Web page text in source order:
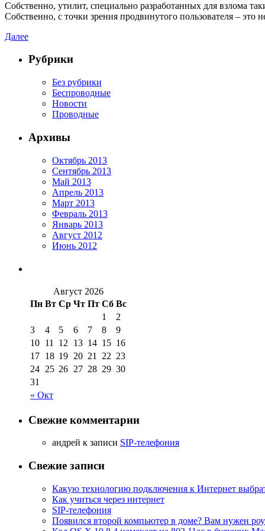
Собственно, утилит, специально разработанных для взлома
Собственно, с точки зрения продвинутого пользователя – это
Далее
Рубрики
Без рубрики
Беспроводные
Новости
Проводные
Архивы
Октябрь 2013
Сентябрь 2013
Май 2013
Апрель 2013
Март 2013
Февраль 2013
Январь 2013
Август 2012
Июнь 2012
Август 2026
Пн Вт Ср Чт Пт Сб Вс
« Окт
1
2
3
4 5 6 7 8
9
10 11 12 13 14 15 16
17 18 19 20 21 22 23
24 25 26 27 28 29 30
31
Свежие комментарии
aндрей к записи SIP-телефония
Свежие записи
Какую технологию подключения к Интернет
Как учиться через интернет
SIP-телефония
Появился второй компьютер в доме? Вам нужен